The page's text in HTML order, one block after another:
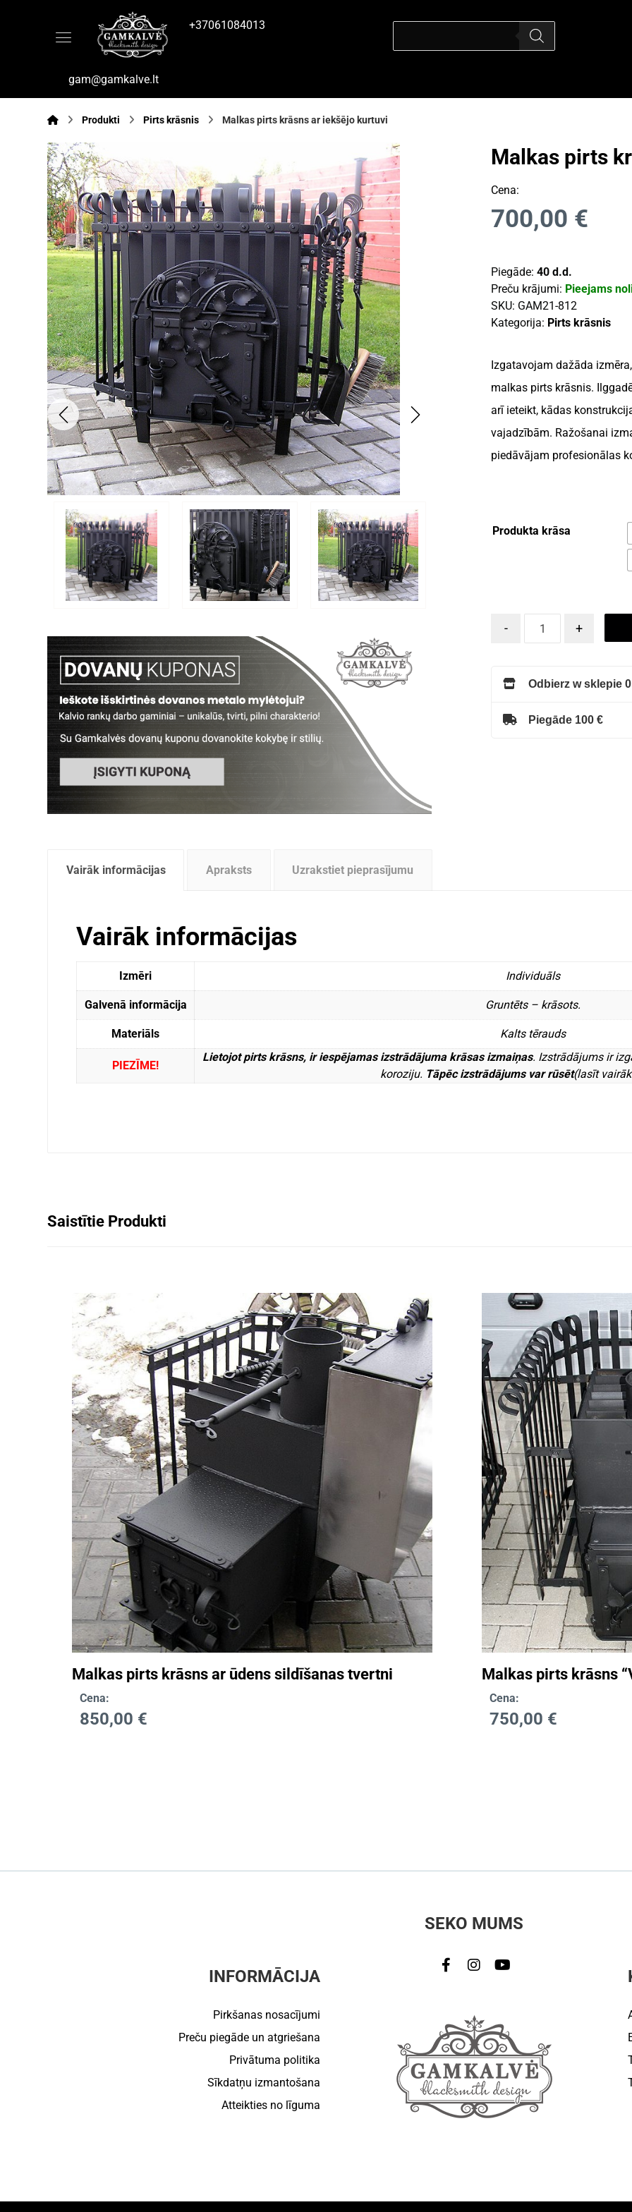
+37061084013
gam@gamkalve.lt
Produkti Pirts krāsnis Malkas pirts krāsns ar iekšējo kurtuvi
Malkas pirts
Cena:
700,00 €
Piegāde:40 d.d.
Preču krājumi: Pieejams
SKU: GAM21-812
Kategorija: Pirts krāsnis
Izgatavojam dažāda
malkas pirts krāsnis.
arī ieteikt, kādas
vajadzībām. Ražošanai
piedāvājam profesionālas
Produkta krāsa
- +
Odbierz w sklepie
Piegāde 100 €
Vairāk informācijas Apraksts Uzrakstiet pieprasījumu
Vairāk informācijas
Izmēri Individuāls
Galvenā informācija Gruntēts – krāsots.
Materiāls Kalts tērauds
PIEZĪME!
Lietojot pirts krāsns, ir iespējamas izstrādājuma krāsas izmaiņas. Izstrādājums ir
koroziju. Tāpēc izstrādājums var rūsēt(lasīt
Saistītie Produkti
Malkas pirts krāsns ar ūdens sildīšanas tvertni
Cena:
850,00 €
Malkas pirts krāsns
Cena:
750,00 €
INFORMĀCIJA
Pirkšanas nosacījumi
Preču piegāde un atgriešana
Privātuma politika
Sīkdatņu izmantošana
Atteikties no līguma
SEKO MUMS